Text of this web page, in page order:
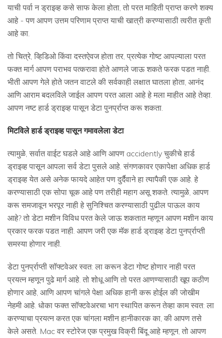
याची पर्वा न ड्राइव्ह कसे साफ केला होता, तो परत माहिती प्राप्त करणे शक्य
आहे - पण आपण उत्तम परिणाम प्राप्त याची खात्री करण्यासाठी त्वरीत कृती
आहे का.
तो चित्रे, व्हिडिओ किंवा दस्तऐवज होता तर, प्रत्येक गोष्ट आपल्याला परत
फक्त मार्ग आपण पराभव पत्करावा होते आणले जाऊ शकते फरक पडत नाही.
भीती आपण गेले होते जतन वाटले की सर्वकाही लक्षात घातला होता, आनंद
आणि आराम बदलविले जाईल आपण परत आला आहे हे मला माहीत आहे तेव्हा.
आपण नष्ट हार्ड ड्राइव्ह पासून डेटा पुनर्प्राप्त करू शकता.
मिटविले हार्ड ड्राइव्ह पासून गमावलेला डेटा
त्यामुळे, सर्वात वाईट घडले आहे आणि आपण accidently चुकीचे हार्ड
ड्राइव्ह पासून आपला सर्व डेटा पुसले आहे. संगणकावर एकापेक्षा अधिक हार्ड
ड्राइव्ह येत असे अनेक फायदे आहेत पण दुर्दैवाने हा त्यापैकी एक आहे. हे
करण्यासाठी एक सोपा चूक आहे पण तरीही महाग असू शकते. त्यामुळे, आपण
करू समजावून भरपूर नाही हे सुनिश्चित करण्यासाठी पुढील पाऊल काय
आहे? तो डेटा मशीन विविध परत केले जाऊ शकतात म्हणून आपण मशीन काय
प्रकार फरक पडत नाही. आपण जरी एक मॅक हार्ड ड्राइव्ह डेटा पुनर्प्राप्ती
समस्या होणार नाही.
डेटा पुनर्प्राप्ती सॉफ्टवेअर स्वत: ला करून डेटा गोष्ट होणार नाही परत
प्रयत्न म्हणून पुढे मार्ग आहे. तो शोधू आणि तो परत आणण्यासाठी खूप कठीण
होणार आहे, आणि आपण चांगले पेक्षा अधिक हानी करू होईल की जोखीम
नेहमी आहे. धोका फक्त सॉफ्टवेअरचा भाग स्थापित करून तेव्हा काम स्वत: ला
करण्याचा प्रयत्न करत एक चांगला मशीन हानीकारक का, की आपण तसे
केले असते. Mac वर स्टोरेज एक प्रमुख विक्री बिंदू आहे म्हणून, तो आपण